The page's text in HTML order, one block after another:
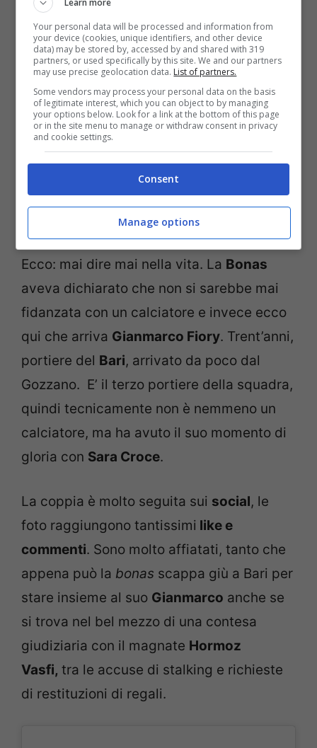
Un post condiviso da Sara Croce💖 (@saracroce98)
Ecco: mai dire mai nella vita. La Bonas
aveva dichiarato che non si sarebbe mai
fidanzata con un calciatore e invece ecco
qui che arriva Gianmarco Fiory. Trent’anni,
portiere del Bari, arrivato da poco dal
Gozzano. E’ il terzo portiere della squadra,
quindi tecnicamente non è nemmeno un
calciatore, ma ha avuto il suo momento di
gloria con Sara Croce.
La coppia è molto seguita sui social, le
foto raggiungono tantissimi like e
commenti. Sono molto affiatati, tanto che
appena può la bonas scappa giù a Bari per
stare insieme al suo Gianmarco anche se
si trova nel bel mezzo di una contesa
giudiziaria con il magnate Hormoz
Vasfi, tra le accuse di stalking e richieste
di restituzioni di regali.
Learn more
Your personal data will be processed and information from
your device (cookies, unique identifiers, and other device
data) may be stored by, accessed by and shared with 319
partners, or used specifically by this site. We and our partners
may use precise geolocation data. List of partners.
Some vendors may process your personal data on the basis
of legitimate interest, which you can object to by managing
your options below. Look for a link at the bottom of this page
or in the site menu to manage or withdraw consent in privacy
and cookie settings.
Consent
Manage options